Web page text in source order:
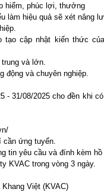
hiểm, phúc lợi, thưởng
làm hiệu quả sẽ xét nâng
cập nhật kiến thức
và lớn.
động và chuyên nghiệp.
- 31/08/2025 cho đền khi
cần ứng tuyển.
tin yêu cầu và đính kèm
KVAC trong vòng 3 ngày.
Việt (KVAC)